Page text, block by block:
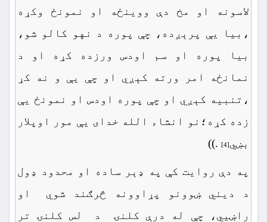
لاسونه او مخ دې ووینځه او نمونځ وکړه
،بیا یې پرېږده، چې پوره د نهو کالو شو،
بیا پوره او سم اودس ورزده کړه او د
نمانځه امر ورته کېږي او چې یې و نه کړ
،تنبیه کېږي او چې پوره اودس او نمونځ یې
زده کړه؛نو انشاء الله خدای یې مور اوپلار
بښي[4]
.))
په دې روایت کې په ډېر ساده او محدود ډول
د دیني ښوونو پړاوونه څرګند شوي او
راښيي، چې له درې کلنۍ د لس کلنۍ تر